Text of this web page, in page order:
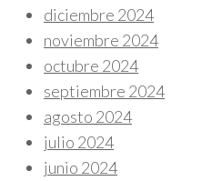
diciembre 2024
noviembre 2024
octubre 2024
septiembre 2024
agosto 2024
julio 2024
junio 2024